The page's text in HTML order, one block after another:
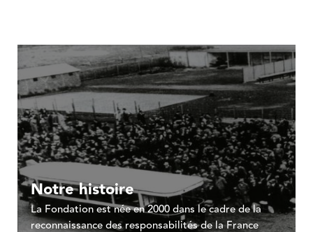
Notre histoire
La Fondation est née en 2000 dans le cadre de la
reconnaissance des responsabilités de la France